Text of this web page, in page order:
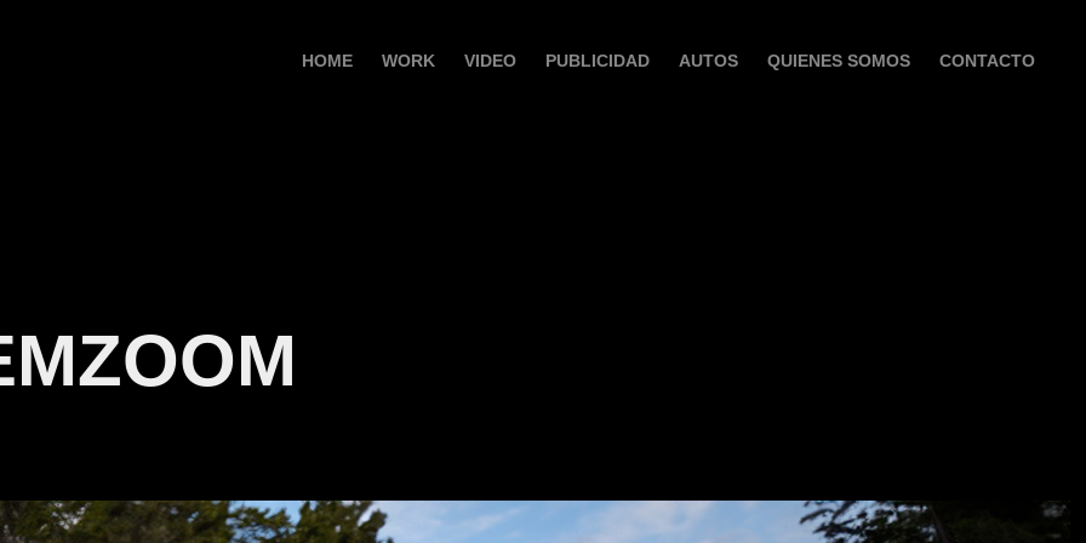
HOME WORK VIDEO PUBLICIDAD AUTOS QUIENES SOMOS CONTACTO